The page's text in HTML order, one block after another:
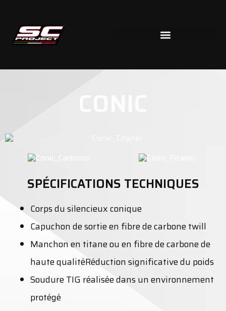
SPÉCIFICATIONS TECHNIQUES
Corps du silencieux conique
Capuchon de sortie en fibre de carbone twill
Manchon en titane ou en fibre de carbone de
haute qualitéRéduction significative du poids
Soudure TIG réalisée dans un environnement
protégé